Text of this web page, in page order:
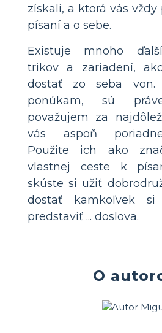
získali, a ktorá vás
písaní a o sebe.
Existuje mnoho
trikov a zariadení,
dostať zo seba
ponúkam, sú
považujem za
vás aspoň
Použite ich ako
vlastnej ceste k
skúste si užiť
dostať kamkoľvek si
predstaviť ... doslova.
O